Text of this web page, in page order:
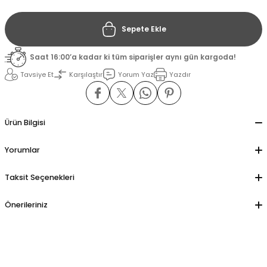
Sepete Ekle
Saat 16:00’a kadar ki tüm siparişler aynı gün kargoda!
Tavsiye Et
Karşılaştır Yorum Yaz Yazdır
Ürün Bilgisi
Yorumlar
Taksit Seçenekleri
Önerileriniz